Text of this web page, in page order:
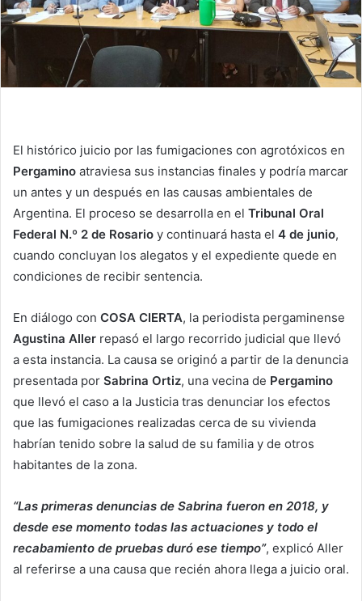
El histórico juicio por las fumigaciones con agrotóxicos en
Pergamino atraviesa sus instancias finales y podría marcar
un antes y un después en las causas ambientales de
Argentina. El proceso se desarrolla en el Tribunal Oral
Federal N.º 2 de Rosario y continuará hasta el 4 de junio,
cuando concluyan los alegatos y el expediente quede en
condiciones de recibir sentencia.
En diálogo con COSA CIERTA, la periodista pergaminense
Agustina Aller repasó el largo recorrido judicial que llevó
a esta instancia. La causa se originó a partir de la denuncia
presentada por Sabrina Ortiz, una vecina de Pergamino
que llevó el caso a la Justicia tras denunciar los efectos
que las fumigaciones realizadas cerca de su vivienda
habrían tenido sobre la salud de su familia y de otros
habitantes de la zona.
“Las primeras denuncias de Sabrina fueron en 2018, y
desde ese momento todas las actuaciones y todo el
recabamiento de pruebas duró ese tiempo”, explicó Aller
al referirse a una causa que recién ahora llega a juicio oral.